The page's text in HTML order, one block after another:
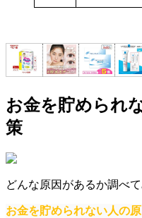
お金を貯められ
策
どんな原因があるか調べて
お金を貯められない人の原